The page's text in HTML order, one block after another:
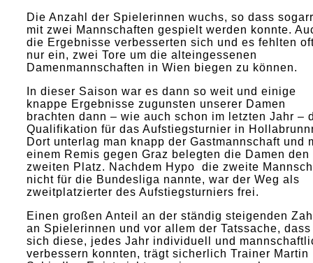
Die Anzahl der Spielerinnen wuchs, so dass sogarr
mit zwei Mannschaften gespielt werden konnte.
die Ergebnisse verbesserten sich und es fehlten
nur ein, zwei Tore um die alteingessenen
Damenmannschaften in Wien biegen zu können.
In dieser Saison war es dann so weit und einige
knappe Ergebnisse zugunsten unserer Damen
brachten dann – wie auch schon im letzten Jahr –
Qualifikation für das Aufstiegsturnier in
Dort unterlag man knapp der Gastmannschaft und
einem Remis gegen Graz belegten die Damen den
zweiten Platz. Nachdem Hypo die zweite
nicht für die Bundesliga nannte, war der Weg als
zweitplatzierter des Aufstiegsturniers frei.
Einen großen Anteil an der ständig steigenden
an Spielerinnen und vor allem der Tatssache, dass
sich diese, jedes Jahr individuell und
verbessern konnten, trägt sicherlich Trainer Martin